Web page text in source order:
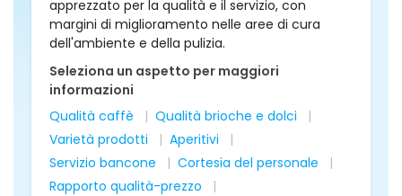
apprezzato per la qualità e il servizio, con
margini di miglioramento nelle aree di cura
dell'ambiente e della pulizia.
Seleziona un aspetto per maggiori
informazioni
Qualità caffè
Qualità brioche e dolci
Varietà prodotti
Aperitivi
Servizio bancone
Cortesia del personale
Rapporto qualità-prezzo